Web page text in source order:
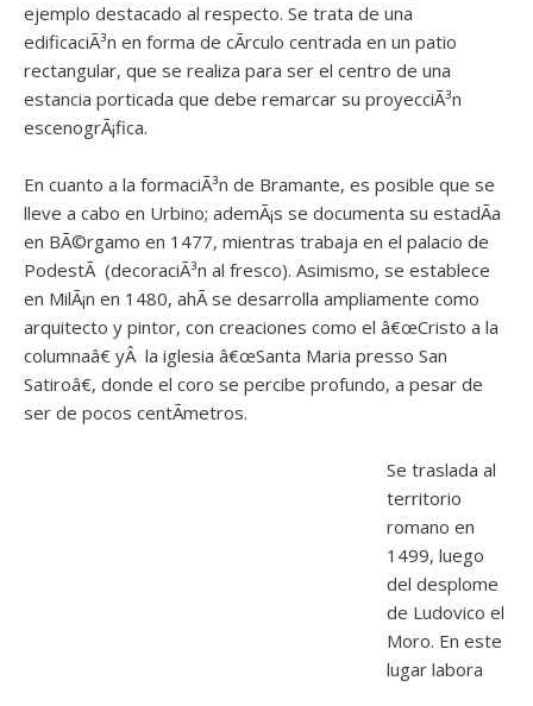
ejemplo destacado al respecto. Se trata de una
edificaciÃ³n en forma de cÃ­rculo centrada en un patio
rectangular, que se realiza para ser el centro de una
estancia porticada que debe remarcar su proyecciÃ³n
escenogrÃ¡fica.
En cuanto a la formaciÃ³n de Bramante, es posible que se
lleve a cabo en Urbino; ademÃ¡s se documenta su estadÃ­a
en BÃ©rgamo en 1477, mientras trabaja en el palacio de
PodestÃ (decoraciÃ³n al fresco). Asimismo, se establece
en MilÃ¡n en 1480, ahÃ­ se desarrolla ampliamente como
arquitecto y pintor, con creaciones como el â€œCristo a la
columnaâ€ yÂ la iglesia â€œSanta Maria presso San
Satiroâ€, donde el coro se percibe profundo, a pesar de
ser de pocos centÃ­metros.
Se traslada al
territorio
romano en
1499, luego
del desplome
de Ludovico el
Moro. En este
lugar labora